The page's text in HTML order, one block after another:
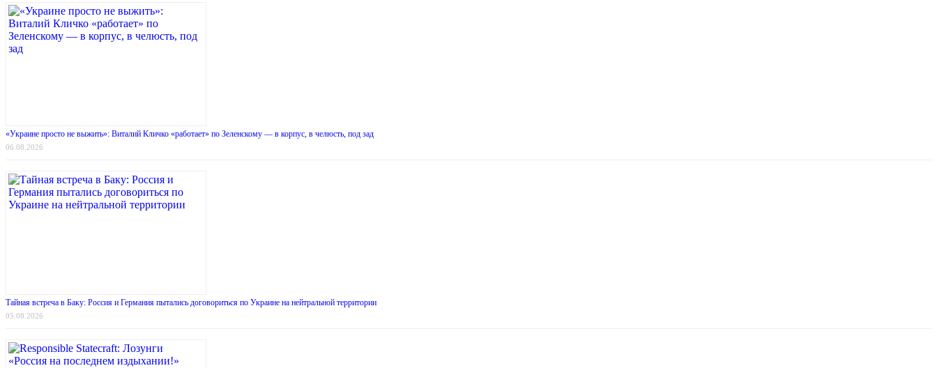
«Украине просто не выжить»: Виталий Кличко «работает» по Зеленскому — в корпус, в челюсть, под зад
06.08.2026
Тайная встреча в Баку: Россия и Германия пытались договориться по Украине на нейтральной территории
05.08.2026